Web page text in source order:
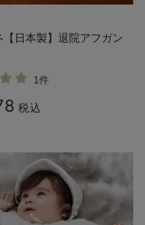
【日本製】退院アフガン
1件
税込